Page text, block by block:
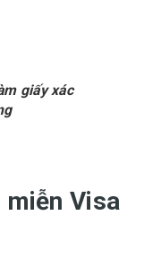
giấy xác
Visa